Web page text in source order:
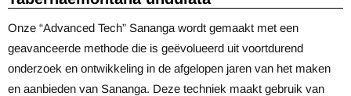
Onze “Advanced Tech” Sananga wordt gemaakt met een
geavanceerde methode die is geëvolueerd uit voortdurend
onderzoek en ontwikkeling in de afgelopen jaren van het maken
en aanbieden van Sananga. Deze techniek maakt gebruik van